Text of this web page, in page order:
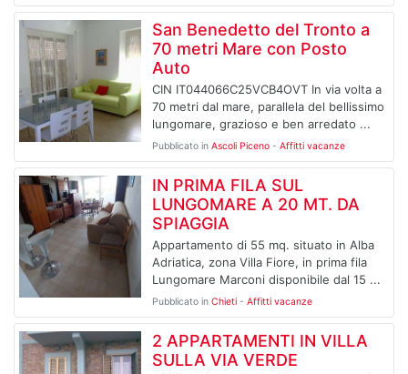
San Benedetto del Tronto a
70 metri Mare con Posto
Auto
CIN IT044066C25VCB4OVT In via volta a
70 metri dal mare, parallela del bellissimo
lungomare, grazioso e ben arredato ...
Pubblicato in Ascoli Piceno- Affitti vacanze
IN PRIMA FILA SUL
LUNGOMARE A 20 MT. DA
SPIAGGIA
Appartamento di 55 mq. situato in Alba
Adriatica, zona Villa Fiore, in prima fila
Lungomare Marconi disponibile dal 15 ...
Pubblicato in Chieti- Affitti vacanze
2 APPARTAMENTI IN VILLA
SULLA VIA VERDE